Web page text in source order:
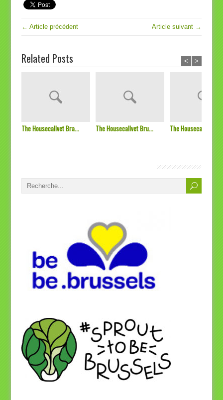
← Article précédent Article suivant →
Related Posts
The Housecallvet Bra... The Housecallvet Bru... The Housecallvet
< >